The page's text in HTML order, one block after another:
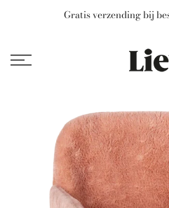
inhoud
Gratis verzending bij